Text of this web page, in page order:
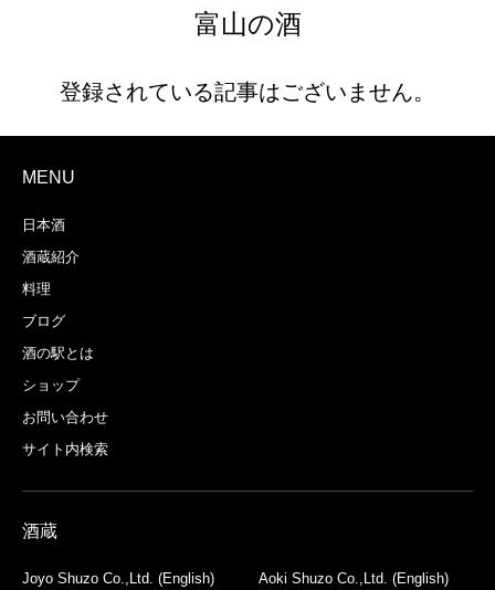
富山の酒
登録されている記事はございません。
MENU
日本酒
酒蔵紹介
料理
ブログ
酒の駅とは
ショップ
お問い合わせ
サイト内検索
酒蔵
Joyo Shuzo Co.,Ltd. (English) Aoki Shuzo Co.,Ltd. (English)